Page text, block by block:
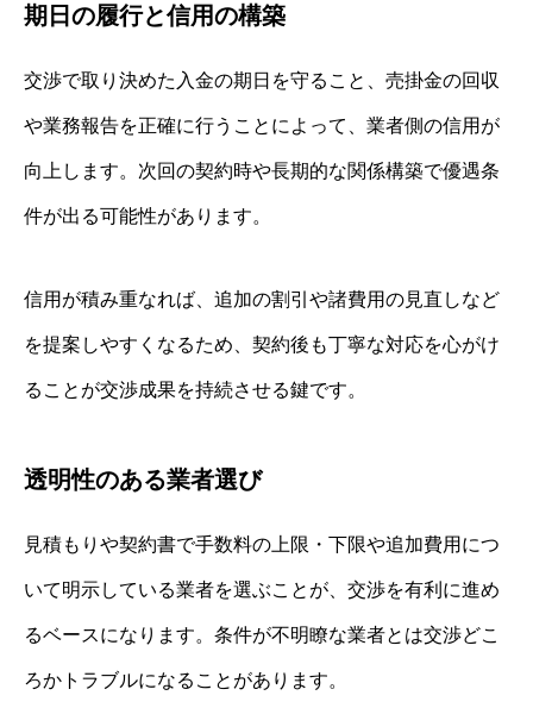
期日の履行と信用の構築
交渉で取り決めた入金の期日を守ること、売掛金の回収
や業務報告を正確に行うことによって、業者側の信用が
向上します。次回の契約時や長期的な関係構築で優遇条
件が出る可能性があります。
信用が積み重なれば、追加の割引や諸費用の見直しなど
を提案しやすくなるため、契約後も丁寧な対応を心がけ
ることが交渉成果を持続させる鍵です。
透明性のある業者選び
見積もりや契約書で手数料の上限・下限や追加費用につ
いて明示している業者を選ぶことが、交渉を有利に進め
るベースになります。条件が不明瞭な業者とは交渉どこ
ろかトラブルになることがあります。